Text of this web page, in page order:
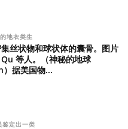
地衣类生
丝状物和球状体的囊骨。图片
等人。（神秘的地球
据美国物...
鉴定出一类